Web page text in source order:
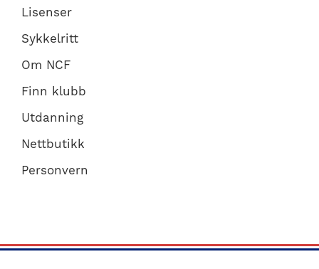
Lisenser
Sykkelritt
Om NCF
Finn klubb
Utdanning
Nettbutikk
Personvern